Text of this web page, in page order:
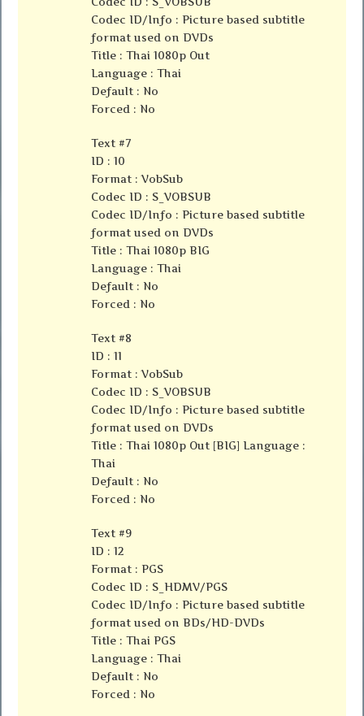
Codec ID/Info : Picture based subtitle
format used on DVDs
Title : Thai 1080p Out
Language : Thai
Default : No
Forced : No
Text #7
ID : 10
Format : VobSub
Codec ID : S_VOBSUB
Codec ID/Info : Picture based subtitle
format used on DVDs
Title : Thai 1080p BIG
Language : Thai
Default : No
Forced : No
Text #8
ID : 11
Format : VobSub
Codec ID : S_VOBSUB
Codec ID/Info : Picture based subtitle
format used on DVDs
Title : Thai 1080p Out [BIG] Language :
Thai
Default : No
Forced : No
Text #9
ID : 12
Format : PGS
Codec ID : S_HDMV/PGS
Codec ID/Info : Picture based subtitle
format used on BDs/HD-DVDs
Title : Thai PGS
Language : Thai
Default : No
Forced : No